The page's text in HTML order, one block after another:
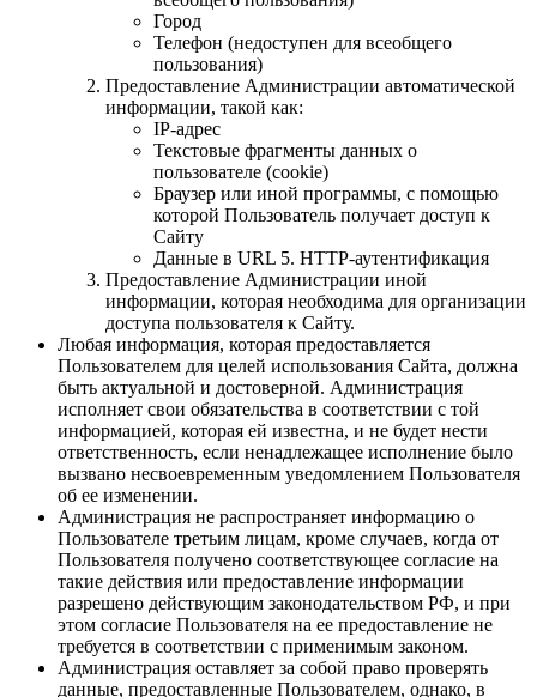
Город
Телефон (недоступен для всеобщего
пользования)
Предоставление Администрации автоматической
информации, такой как:
IP-адрес
Текстовые фрагменты данных о
пользователе (cookie)
Браузер или иной программы, с помощью
которой Пользователь получает доступ к
Сайту
Данные в URL 5. HTTP-аутентификация
Предоставление Администрации иной
информации, которая необходима для организации
доступа пользователя к Сайту.
Любая информация, которая предоставляется
Пользователем для целей использования Сайта, должна
быть актуальной и достоверной. Администрация
исполняет свои обязательства в соответствии с той
информацией, которая ей известна, и не будет нести
ответственность, если ненадлежащее исполнение было
вызвано несвоевременным уведомлением Пользователя
об ее изменении.
Администрация не распространяет информацию о
Пользователе третьим лицам, кроме случаев, когда от
Пользователя получено соответствующее согласие на
такие действия или предоставление информации
разрешено действующим законодательством РФ, и при
этом согласие Пользователя на ее предоставление не
требуется в соответствии с применимым законом.
Администрация оставляет за собой право проверять
данные, предоставленные Пользователем, однако, в